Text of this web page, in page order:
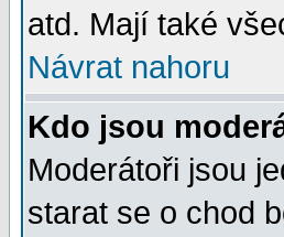
atd. Mají také
Návrat nahoru
Kdo jsou
Moderátoři jsou
starat se o chod